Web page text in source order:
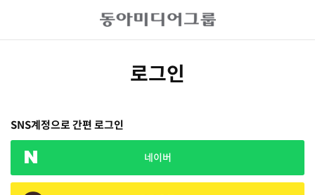
로그인
SNS계정으로 간편 로그인
네이버